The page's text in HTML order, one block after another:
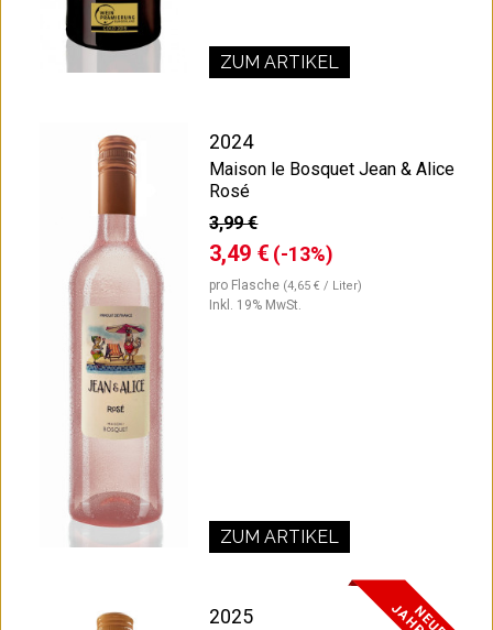
ZUM ARTIKEL
2024
Maison le Bosquet Jean & Alice
Rosé
3,99 €
3,49 € (-13%)
pro Flasche (4,65 € / Liter)
Inkl. 19% MwSt.
ZUM ARTIKEL
2025